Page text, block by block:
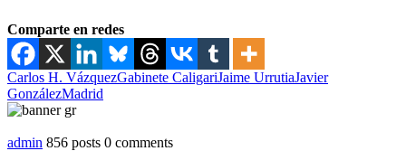
Comparte en redes
Carlos H. VázquezGabinete CaligariJaime UrrutiaJavier
GonzálezMadrid
admin 856 posts 0 comments